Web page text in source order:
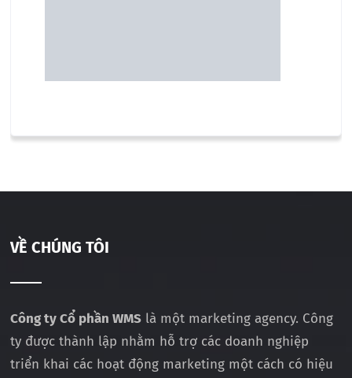
VỀ CHÚNG TÔI
Công ty Cổ phần WMS là một marketing agency. Công
ty được thành lập nhằm hỗ trợ các doanh nghiệp
triển khai các hoạt động marketing một cách có hiệu